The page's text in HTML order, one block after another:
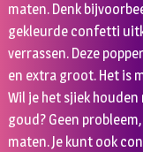
maten. Denk
gekleurde confetti
verrassen. Deze
en extra groot. Het is
Wil je het sjiek
goud? Geen
maten. Je kunt ook